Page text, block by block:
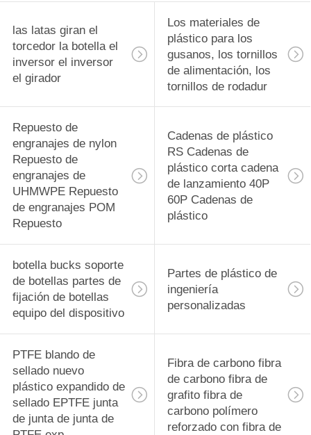
Pistones bujes de
rodamiento
Ingeniería Plásticos
pistones bujes de
rodamiento
PVDF Material de
precisión
Componentes
mecanizados CNC
29
Tecapeek CNC
PEEK Partes
mecanizadas,
componentes
mecanizados PEEK
las latas giran el
torcedor la botella el
inversor el inversor
el girador
Los materiales de
plástico para los
gusanos, los tornillos
de alimentación, los
tornillos de rodadur
Repuesto de
engranajes de nylon
Repuesto de
engranajes de
UHMWPE Repuesto
de engranajes POM
Repuesto
Cadenas de plástico
RS Cadenas de
plástico corta cadena
de lanzamiento 40P
60P Cadenas de
plástico
botella bucks soporte
de botellas partes de
fijación de botellas
equipo del dispositivo
Partes de plástico de
ingeniería
personalizadas
PTFE blando de
sellado nuevo
plástico expandido de
sellado EPTFE junta
de junta de junta de
Fibra de carbono fibra
de carbono fibra de
grafito fibra de
carbono polímero
reforzado con fibra de